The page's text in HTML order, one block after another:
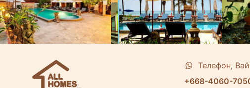
Телефон,
+668-4060-